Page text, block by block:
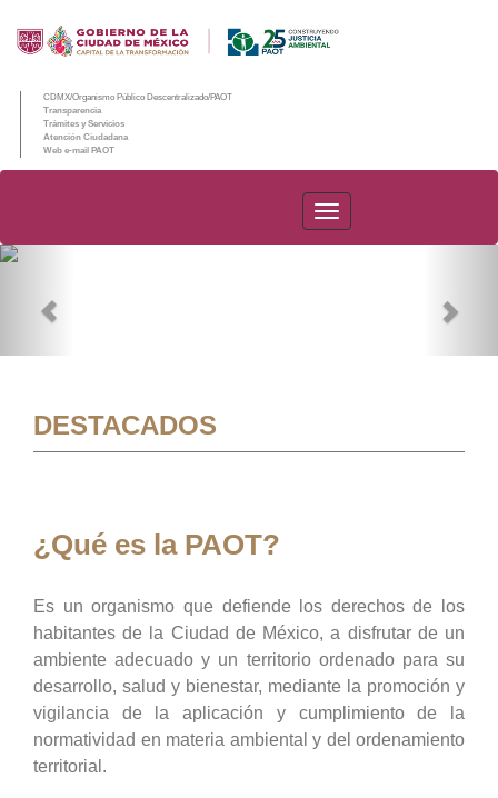
CDMX/Organismo Público Descentralizado/PAOT
Transparencia
Trámites y Servicios
Atención Ciudadana
Web e-mail PAOT
PAOT
DESTACADOS
¿Qué es la PAOT?
Es un organismo que defiende los derechos de los
habitantes de la Ciudad de México, a disfrutar de un
ambiente adecuado y un territorio ordenado para su
desarrollo, salud y bienestar, mediante la promoción y
vigilancia de la aplicación y cumplimiento de la
normatividad en materia ambiental y del ordenamiento
territorial.